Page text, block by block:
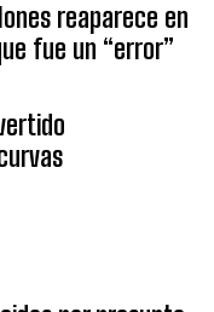
reaparece en
fue un “error”